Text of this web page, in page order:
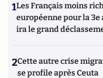
1Les Français moins
européenne pour la 3e
ira le grand
2Cette autre crise
se profile après Ceuta